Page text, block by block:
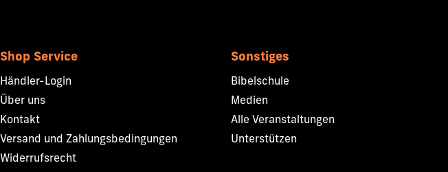
Shop Service
Händler-Login
Über uns
Kontakt
Versand und Zahlungsbedingungen
Widerrufsrecht
Sonstiges
Bibelschule
Medien
Alle Veranstaltungen
Unterstützen